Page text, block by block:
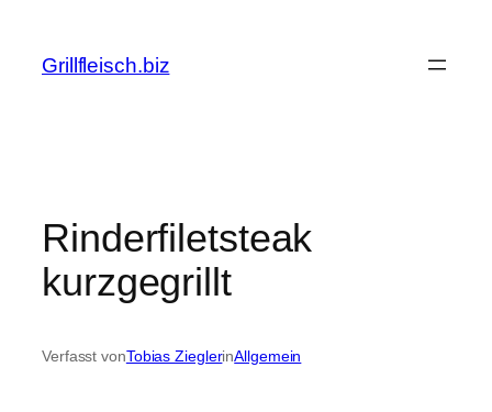
springen
Grillfleisch.biz
Rinderfiletsteak
kurzgegrillt
Verfasst vonTobias ZieglerinAllgemein